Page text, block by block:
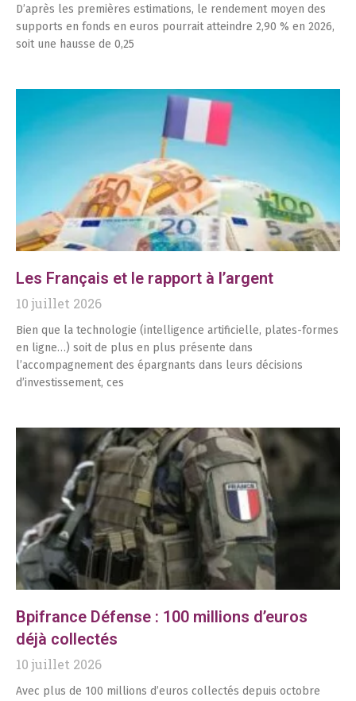
D’après les premières estimations, le rendement moyen des
supports en fonds en euros pourrait atteindre 2,90 % en 2026,
soit une hausse de 0,25
Les Français et le rapport à l’argent
10 juillet 2026
Bien que la technologie (intelligence artificielle, plates-formes
en ligne…) soit de plus en plus présente dans
l’accompagnement des épargnants dans leurs décisions
d’investissement, ces
Bpifrance Défense : 100 millions d’euros
déjà collectés
10 juillet 2026
Avec plus de 100 millions d’euros collectés depuis octobre